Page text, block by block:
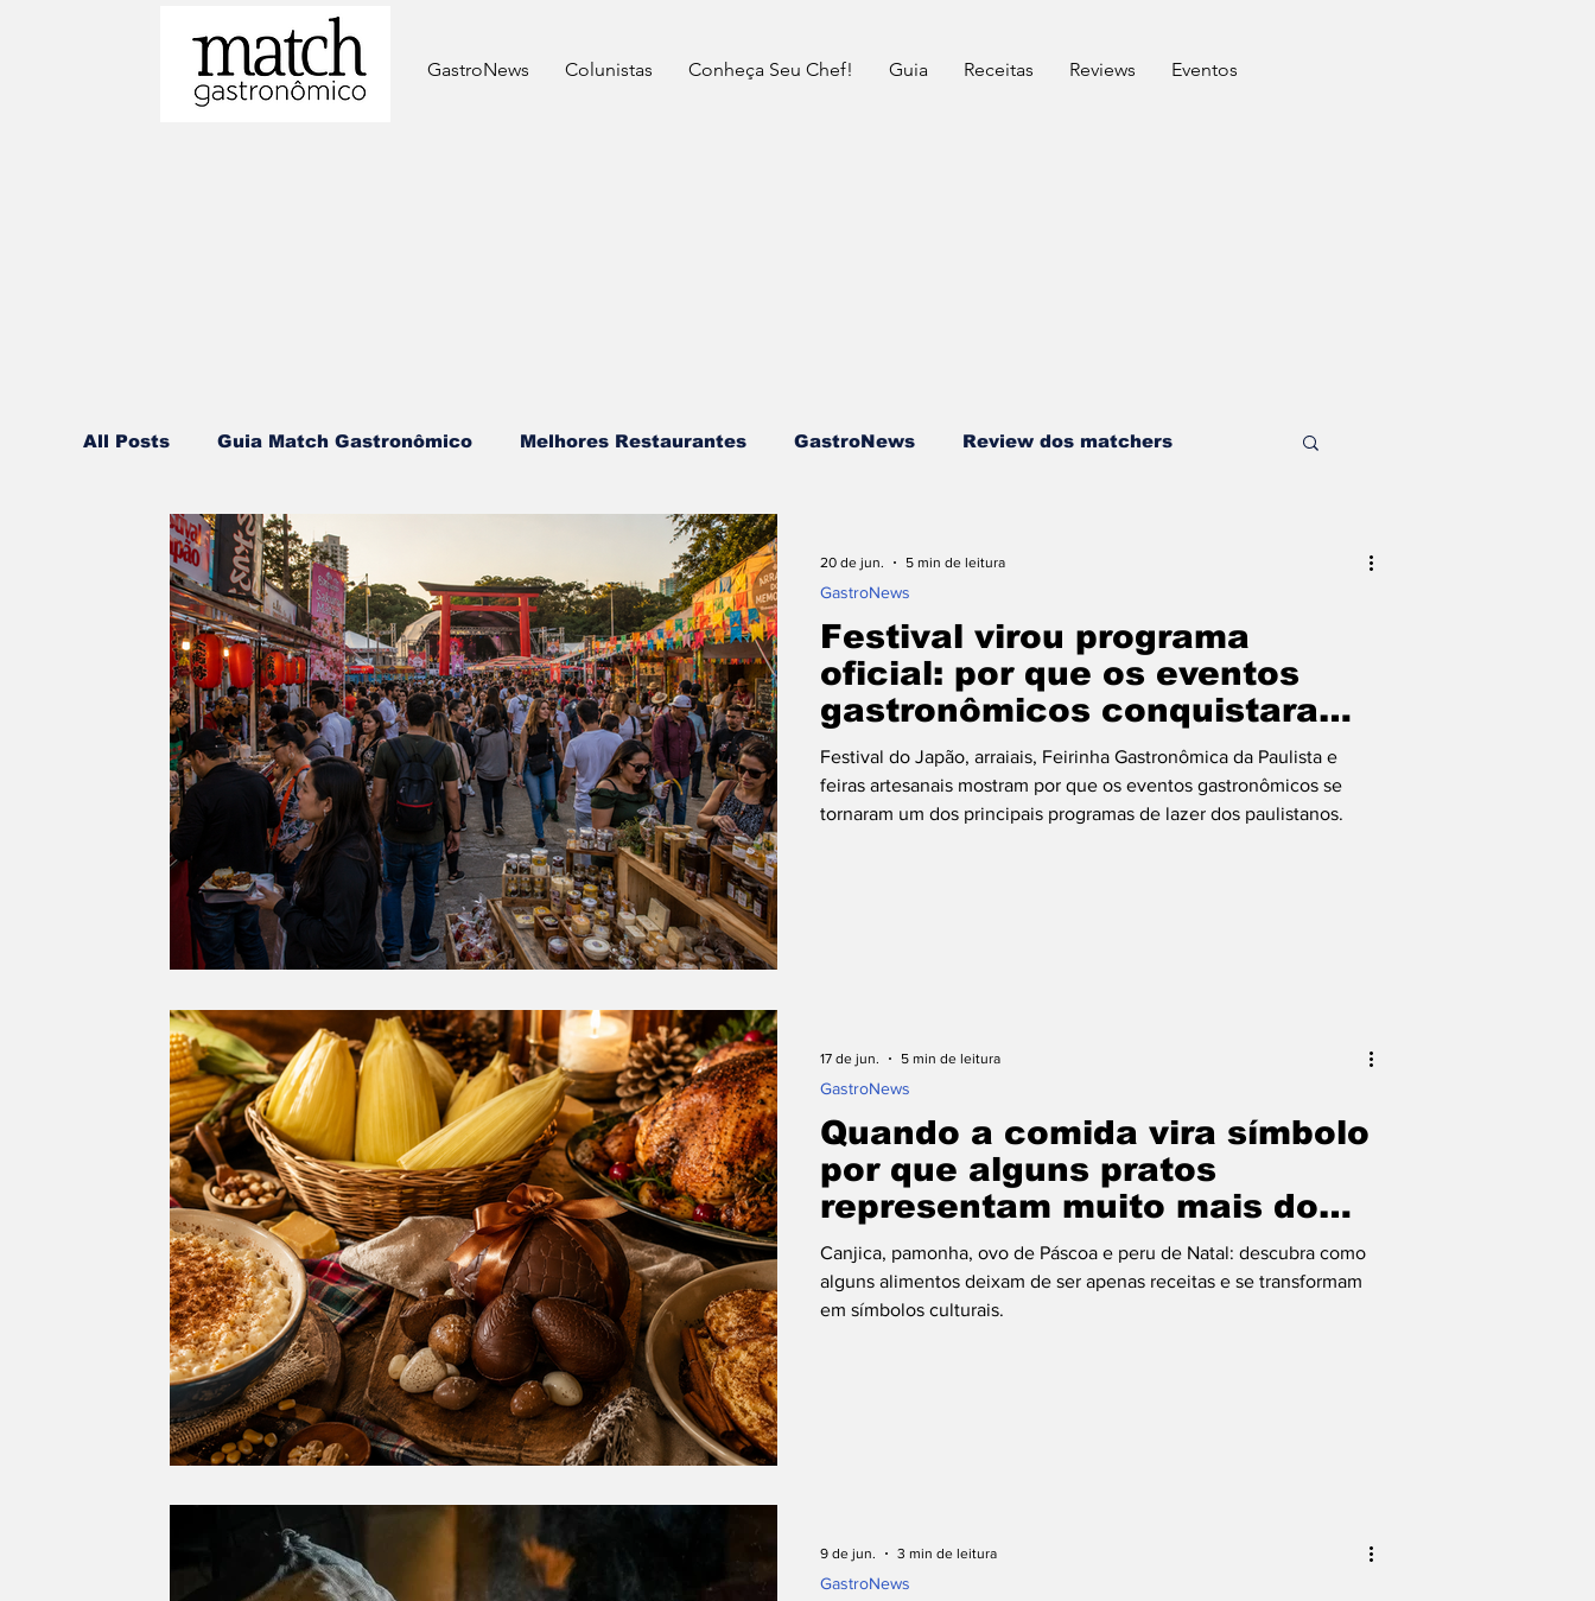
GastroNews Colunistas Conheça Seu Chef! Guia Receitas Reviews ⁠Eventos
All Posts ⁠Guia Match Gastronômico Melhores Restaurantes ⁠GastroNews Review dos matchers
Eventos ⁠Insiders Campeões do Match Gastronômico Receitas dos Chefes
Mexicana Japonesa Arabe Carnes Dia dos Namorados Dia das Mães Dia dos Pais
Dia dos Avós dia do amigo Dia do Fondue Drinks Cafés Vinhos Dia do Bacon
Dia do Pão de Queijo Festa Junina Conheça Seu Chef! Histórias Culinárias Match Convida
Panela de Pressão
Festival virou programa
oficial: por que os eventos
gastronômicos conquistaram
o coração dos paulistanos
Festival do Japão, arraiais, Feirinha Gastronômica da Paulista e
feiras artesanais mostram por que os eventos gastronômicos se
tornaram um dos principais programas de lazer dos paulistanos.
⁠GastroNews
20 de jun. 5 min de leitura
Quando a comida vira símbolo
por que alguns pratos
representam muito mais do
que um sabor
Canjica, pamonha, ovo de Páscoa e peru de Natal: descubra como
alguns alimentos deixam de ser apenas receitas e se transformam
em símbolos culturais.
⁠GastroNews
17 de jun. 5 min de leitura
⁠GastroNews
9 de jun. 3 min de leitura